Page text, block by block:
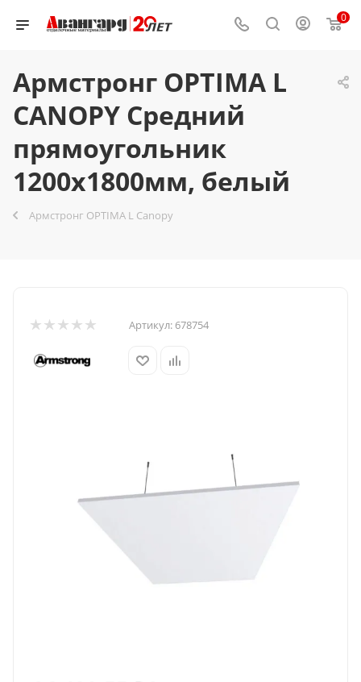
0
Армстронг OPTIMA L
CANOPY Средний
прямоугольник
1200x1800мм, белый
Армстронг OPTIMA L Canopy
Артикул: 678754